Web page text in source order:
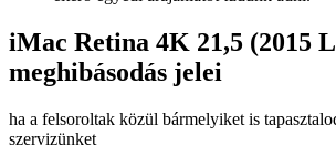
iMac Retina 4K 21,5 (2015
meghibásodás jelei
ha a felsoroltak közül bármelyiket is
szervizünket